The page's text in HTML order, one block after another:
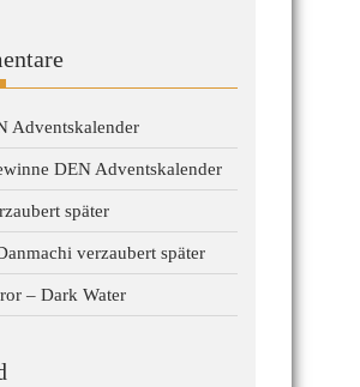
Adventskalender
DEN Adventskalender
später
verzaubert später
– Dark Water